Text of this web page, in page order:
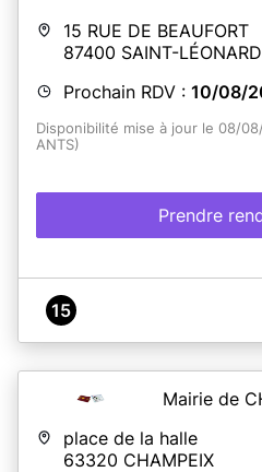
15 RUE DE BEAUFORT
87400 SAINT-
Prochain RDV : 10/08/
Disponibilité mise à jour le 08/
ANTS)
Prendre
15
Mairie de
place de la halle
63320 CHAMPEIX